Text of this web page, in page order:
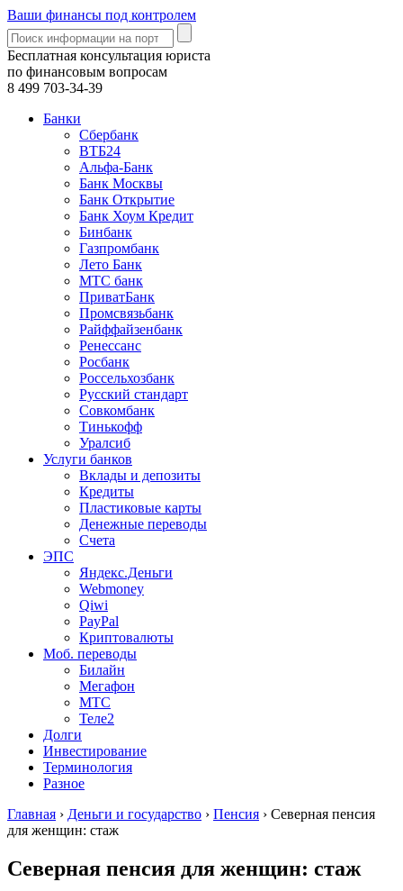
Ваши финансы под контролем
Бесплатная консультация юриста
по финансовым вопросам
8 499 703-34-39
Банки
Сбербанк
ВТБ24
Альфа-Банк
Банк Москвы
Банк Открытие
Банк Хоум Кредит
Бинбанк
Газпромбанк
Лето Банк
МТС банк
ПриватБанк
Промсвязьбанк
Райффайзенбанк
Ренессанс
Росбанк
Россельхозбанк
Русский стандарт
Совкомбанк
Тинькофф
Уралсиб
Услуги банков
Вклады и депозиты
Кредиты
Пластиковые карты
Денежные переводы
Счета
ЭПС
Яндекс.Деньги
Webmoney
Qiwi
PayPal
Криптовалюты
Моб. переводы
Билайн
Мегафон
МТС
Теле2
Долги
Инвестирование
Терминология
Разное
Главная › Деньги и государство › Пенсия › Северная пенсия
для женщин: стаж
Северная пенсия для женщин: стаж